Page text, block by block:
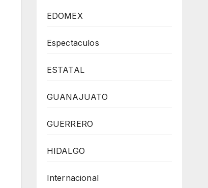
EDOMEX
Espectaculos
ESTATAL
GUANAJUATO
GUERRERO
HIDALGO
Internacional